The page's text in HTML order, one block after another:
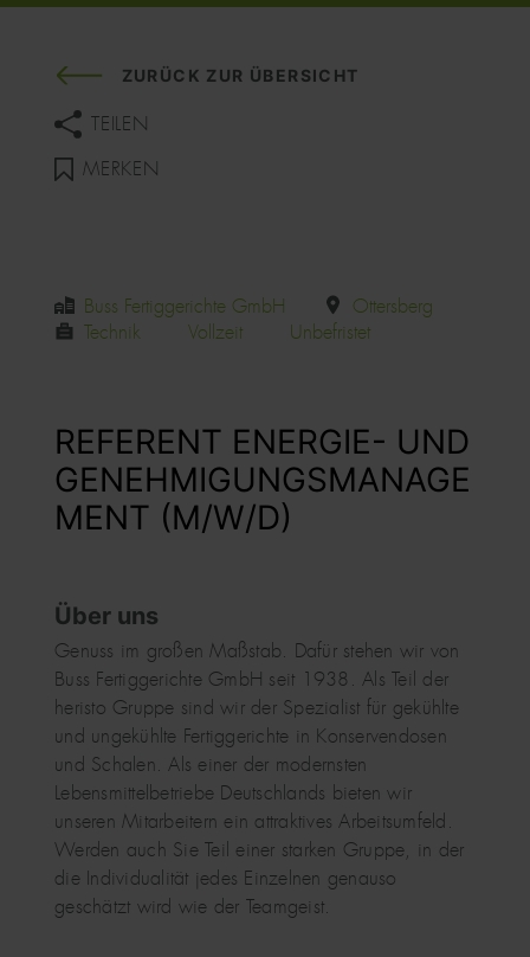
ZURÜCK ZUR ÜBERSICHT
TEILEN
MERKEN
Buss Fertiggerichte GmbH
Ottersberg
Technik
Vollzeit Unbefristet
REFERENT ENERGIE- UND
GENEHMIGUNGSMANAGE
MENT (M/W/D)
Über uns
Genuss im großen Maßstab. Dafür stehen wir von
Buss Fertiggerichte GmbH seit 1938. Als Teil der
heristo Gruppe sind wir der Spezialist für gekühlte
und ungekühlte Fertiggerichte in Konservendosen
und Schalen. Als einer der modernsten
Lebensmittelbetriebe Deutschlands bieten wir
unseren Mitarbeitern ein attraktives Arbeitsumfeld.
Werden auch Sie Teil einer starken Gruppe, in der
die Individualität jedes Einzelnen genauso
geschätzt wird wie der Teamgeist.